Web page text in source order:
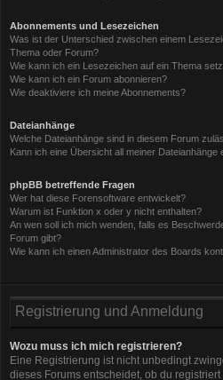
Abonnements und Lesezeichen
Was ist der Unterschied zwischen einem
Thema oder Forum?
Wie kann ich ein Lesezeichen auf ein Thema
Wie kann ich ein Forum abonnieren?
Wie deaktiviere ich meine Abonnements?
Dateianhänge
Welche Dateianhänge sind in diesem Forum
Kann ich eine Übersicht all meiner Dateianhänge
phpBB betreffende Fragen
Wer hat diese Forensoftware entwickelt?
Warum ist Funktion x oder y nicht enthalten?
An wen soll ich mich wenden, falls es
Forum gibt?
Wie kann ich einen Administrator des Boards
Registrierung und Anmeldung
Wozu muss ich mich registrieren?
Eine Registrierung ist nicht unbedingt
dieses Forums entscheidet, ob du